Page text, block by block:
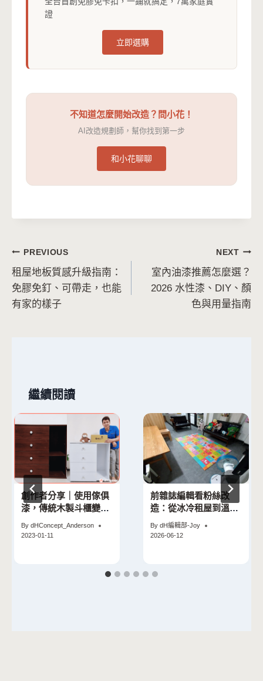
證
立即選購
不知道怎麼開始改造？問小花！
AI改造規劃師，幫你找到第一步
和小花聊聊
文
章
導
PREVIOUS
租屋地板質感升級指南：
免膠免釘、可帶走，也能
有家的樣子
NEXT
室內油漆推薦怎麼選？
2026 水性漆、DIY、顏
色與用量指南
繼續閱讀
創作者分享｜使用傢俱
漆，傳統木製斗櫃變身
By dHConcept_Anderson
2023-01-11
前雜誌編輯看粉絲改
造：從冰冷租屋到溫暖
灰調小宅的華麗轉身
By dH編輯部-Joy
2026-06-12